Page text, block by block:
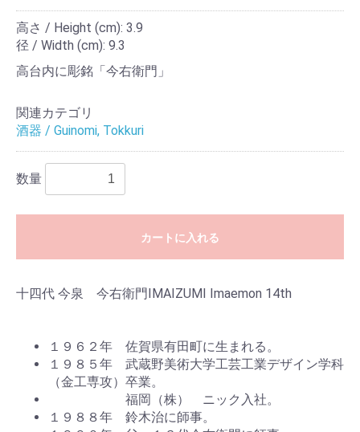
高さ / Height (cm): 3.9
径 / Width (cm): 9.3
高台内に彫銘「今右衛門」
関連カテゴリ
酒器 / Guinomi, Tokkuri
数量
カートに入れる
十四代 今泉 今右衛門 IMAIZUMI Imaemon 14th
１９６２年 佐賀県有田町に生まれる。
１９８５年 武蔵野美術大学工芸工業デザイン学科
（金工専攻）卒業。
福岡（株） ニック入社。
１９８８年 鈴木治に師事。